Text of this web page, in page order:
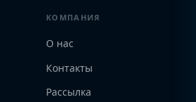
КОМПАНИЯ
О нас
Контакты
Рассылка